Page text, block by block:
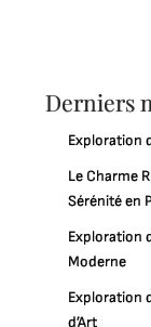
Derniers
Exploration
Le Charme
Sérénité en
Exploration
Moderne
Exploration
d’Art